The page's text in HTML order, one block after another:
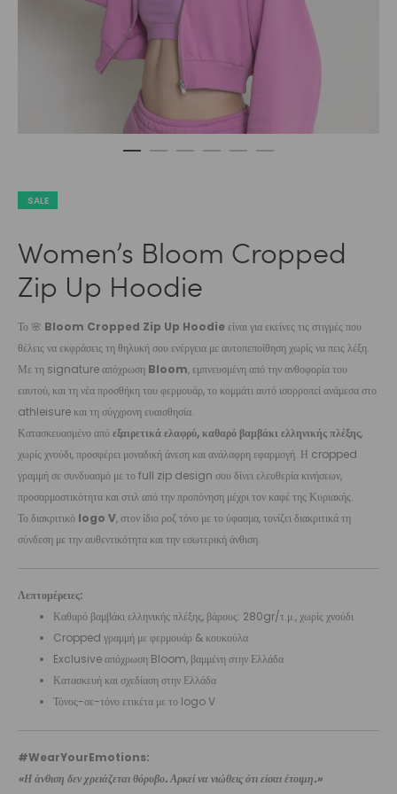
SALE
Women’s Bloom Cropped
Zip Up Hoodie
Το 🌸 Bloom Cropped Zip Up Hoodieείναι για εκείνες τις στιγμές που
θέλεις να εκφράσεις τη θηλυκή σου ενέργεια με αυτοπεποίθηση χωρίς να πεις λέξη.
Με τη signature απόχρωση Bloom, εμπνευσμένη από την ανθοφορία του
εαυτού, και τη νέα προσθήκη του φερμουάρ, το κομμάτι αυτό ισορροπεί ανάμεσα στο
athleisure και τη σύγχρονη ευαισθησία.
Κατασκευασμένο απόεξαιρετικά ελαφρύ, καθαρό βαμβάκι ελληνικής πλέξης,
χωρίς χνούδι, προσφέρει μοναδική άνεση και ανάλαφρη εφαρμογή. Η cropped
γραμμή σε συνδυασμό με το full zip design σου δίνει ελευθερία κινήσεων,
προσαρμοστικότητα και στιλ από την προπόνηση μέχρι τον καφέ της Κυριακής.
Το διακριτικό logo V, στον ίδιο ροζ τόνο με το ύφασμα, τονίζει διακριτικά τη
σύνδεση με την αυθεντικότητα και την εσωτερική άνθιση.
Λεπτομέρειες:
Καθαρό βαμβάκι ελληνικής πλέξης, βάρους: 280gr/τ.μ., χωρίς χνούδι
Cropped γραμμή με φερμουάρ & κουκούλα
Exclusive απόχρωση Bloom, βαμμένη στην Ελλάδα
Κατασκευή και σχεδίαση στην Ελλάδα
Τόνος-σε-τόνο ετικέτα με το logo V
#WearYourEmotions:
«Η άνθιση δεν χρειάζεται θόρυβο. Αρκεί να νιώθεις ότι είσαι έτοιμη.»